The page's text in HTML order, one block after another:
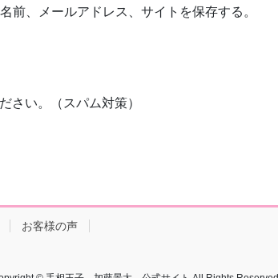
前、メールアドレス、サイトを保存する。
さい。（スパム対策）
お客様の声